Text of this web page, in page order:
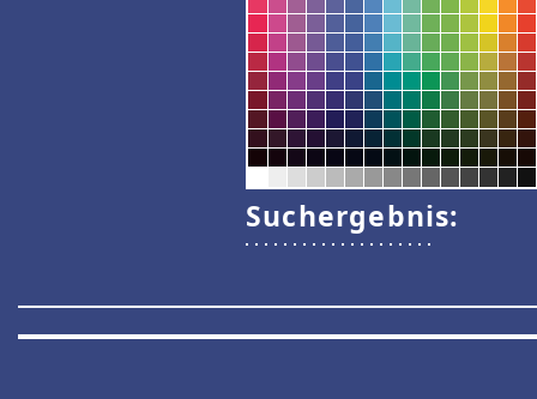
Suchergebnis: